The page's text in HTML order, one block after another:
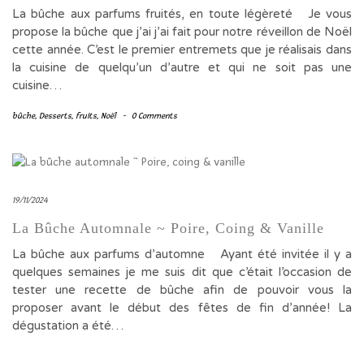
La bûche aux parfums fruités, en toute légèreté Je vous
propose la bûche que j’ai j’ai fait pour notre réveillon de Noël
cette année. C’est le premier entremets que je réalisais dans
la cuisine de quelqu’un d’autre et qui ne soit pas une
cuisine…
bûche, Desserts, fruits, Noël - 0 Comments
19/11/2024
La Bûche Automnale ~ Poire, Coing & Vanille
La bûche aux parfums d’automne Ayant été invitée il y a
quelques semaines je me suis dit que c’était l’occasion de
tester une recette de bûche afin de pouvoir vous la
proposer avant le début des fêtes de fin d’année! La
dégustation a été…